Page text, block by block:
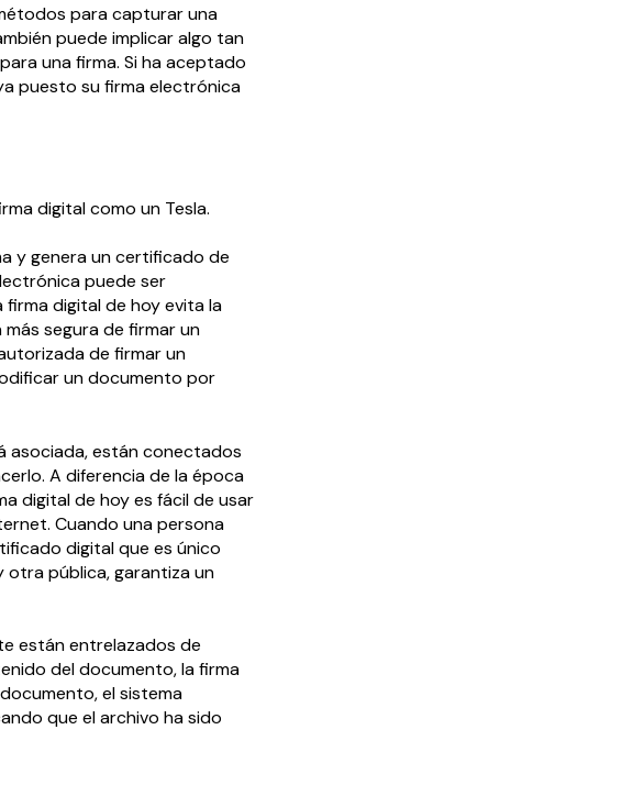
para capturar una
puede implicar algo tan
una firma. Si ha aceptado
puesto su firma electrónica
digital como un Tesla.
y genera un certificado de
puede ser
digital de hoy evita la
segura de firmar un
de firmar un
un documento por
asociada, están conectados
A diferencia de la época
digital de hoy es fácil de usar
Cuando una persona
digital que es único
otra pública, garantiza un
están entrelazados de
del documento, la firma
el sistema
que el archivo ha sido